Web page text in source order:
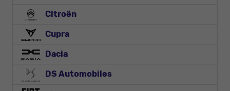
Citroën
Cupra
Dacia
DS Automobiles